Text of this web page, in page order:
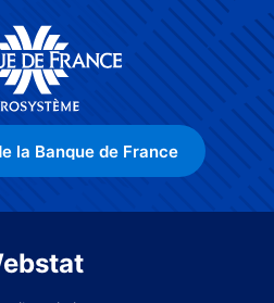
la Banque de France